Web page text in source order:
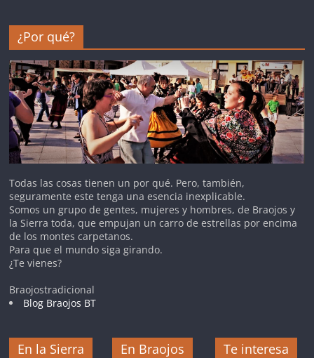
¿Por qué?
Todas las cosas tienen un por qué. Pero, también,
seguramente este tenga una esencia inexplicable.
Somos un grupo de gentes, mujeres y hombres, de Braojos y
la Sierra toda, que empujan un carro de estrellas por encima
de los montes carpetanos.
Para que el mundo siga girando.
¿Te vienes?
Braojostradicional
Blog Braojos BT
En la Sierra En Braojos Te interesa